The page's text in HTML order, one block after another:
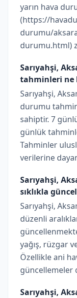
yarın hava
(https://
durumu/
durumu.html)
Sarıyahşi,
tahminleri ne
Sarıyahşi,
durumu
sahiptir. 7
günlük
Tahminler
verilerine
Sarıyahşi,
sıklıkla
Sarıyahşi,
düzenli
yağış, rüzgar
Özellikle ani
güncellemeler
Sarıyahşi,